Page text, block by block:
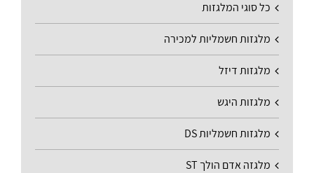
כל סוגי המלגזות
מלגזות חשמליות למכירה
מלגזות דיזל
מלגזות היגש
מלגזות חשמליות DS
מלגזה אדם הולך ST